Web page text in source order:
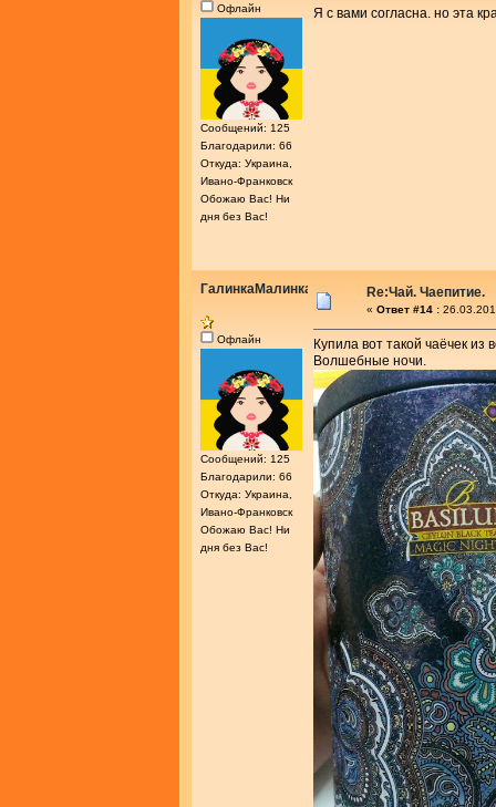
Офлайн
Сообщений: 125
Благодарили: 66
Откуда: Украина,
Ивано-Франковск
Обожаю Вас! Ни
дня без Вас!
Я с вами согласна. но эта
ГалинкаМалинка
Офлайн
Сообщений: 125
Благодарили: 66
Откуда: Украина,
Ивано-Франковск
Обожаю Вас! Ни
дня без Вас!
Re:Чай. Чаепитие.
« Ответ #14 :
Купила вот такой чаёчек из
Волшебные ночи.